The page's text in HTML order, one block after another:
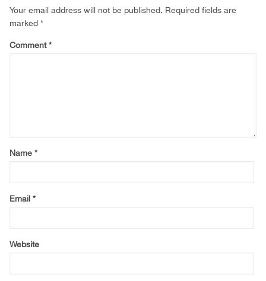
Your email address will not be published. Required fields are
marked *
Comment*
Name *
Email *
Website